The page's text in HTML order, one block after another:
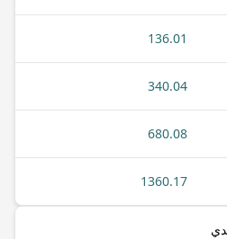
136.01
340.04
680.08
1360.17